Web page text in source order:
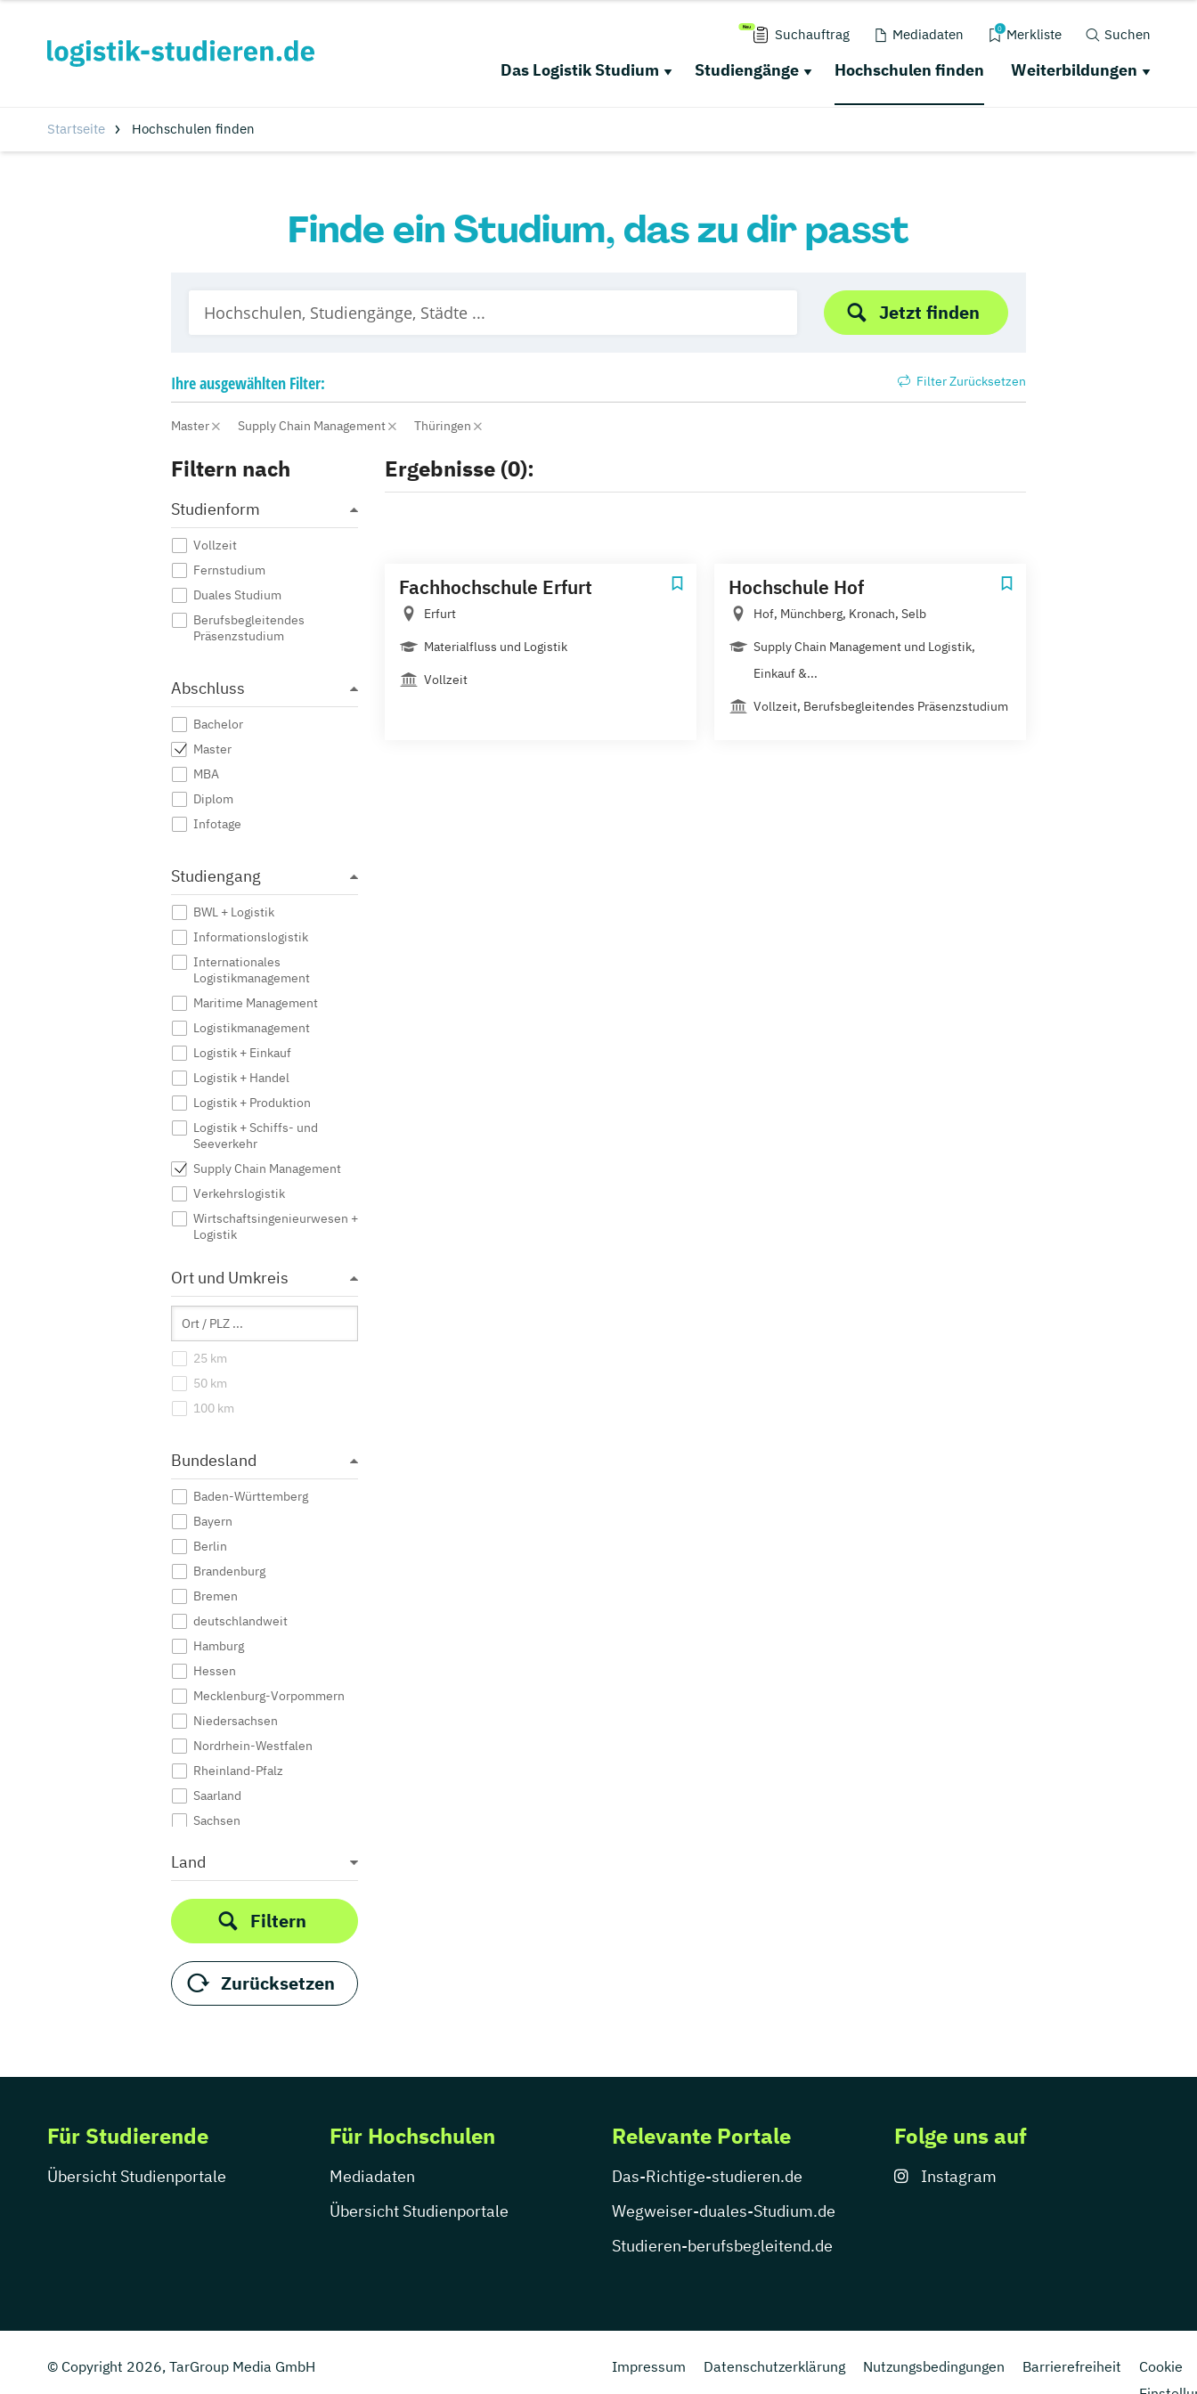
Suchauftrag Mediadaten 0 Merkliste Suchen
Das Logistik Studium Studiengänge Hochschulen finden Weiterbildungen
Startseite Hochschulen finden
Finde ein Studium, das zu dir passt
Jetzt finden
Ihreausgewählten Filter: Filter Zurücksetzen
Master Supply Chain Management Thüringen
Filtern nach
Studienform
Vollzeit
Fernstudium
Duales Studium
Berufsbegleitendes
Präsenzstudium
Abschluss
Bachelor
Master
MBA
Diplom
Infotage
Studiengang
BWL + Logistik
Informationslogistik
Internationales
Logistikmanagement
Maritime Management
Logistikmanagement
Logistik + Einkauf
Logistik + Handel
Logistik + Produktion
Logistik + Schiffs- und
Seeverkehr
Supply Chain Management
Verkehrslogistik
Wirtschaftsingenieurwesen +
Logistik
Ort und Umkreis
25 km
50 km
100 km
Bundesland
Baden-Württemberg
Bayern
Berlin
Brandenburg
Bremen
deutschlandweit
Hamburg
Hessen
Mecklenburg-Vorpommern
Niedersachsen
Nordrhein-Westfalen
Rheinland-Pfalz
Saarland
Sachsen
Schleswig-Holstein
Thüringen
Land
Filtern
Zurücksetzen
Ergebnisse (0):
Fachhochschule Erfurt
Erfurt
Materialfluss und Logistik
Vollzeit
Hochschule Hof
Hof, Münchberg, Kronach, Selb
Supply Chain Management und Logistik,
Einkauf &...
Vollzeit, Berufsbegleitendes Präsenzstudium
Für Studierende
Übersicht Studienportale
Für Hochschulen
Mediadaten
Übersicht Studienportale
Relevante Portale
Das-Richtige-studieren.de
Wegweiser-duales-Studium.de
Studieren-berufsbegleitend.de
Folge uns auf
Instagram
© Copyright 2026, TarGroup Media GmbH Impressum Datenschutzerklärung Nutzungsbedingungen Barrierefreiheit
Cookie